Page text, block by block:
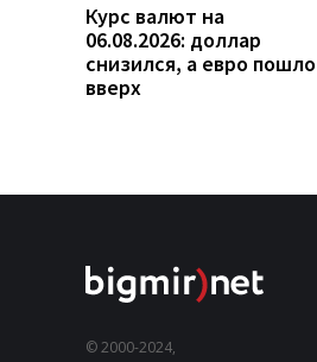
Курс валют на
06.08.2026: доллар
снизился, а евро пошло
вверх
© 2000-2024,